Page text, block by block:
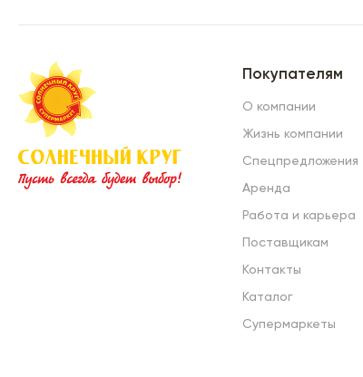
Покупателям
О компании
Жизнь компании
Спецпредложения
Аренда
Работа и карьера
Поставщикам
Контакты
Каталог
Супермаркеты